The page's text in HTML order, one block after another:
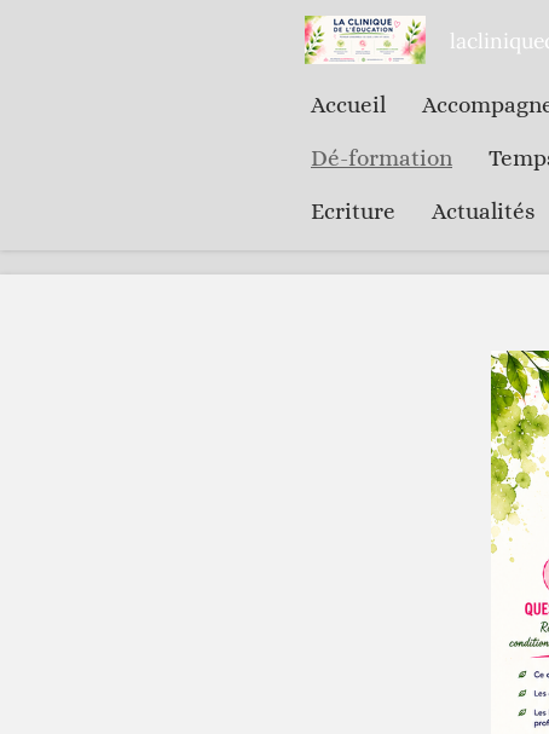
Accueil
Dé-formation
Ecriture Actualités